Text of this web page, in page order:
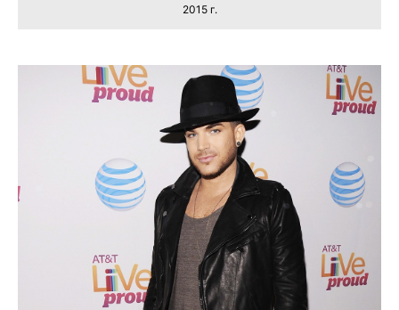
2015 г.